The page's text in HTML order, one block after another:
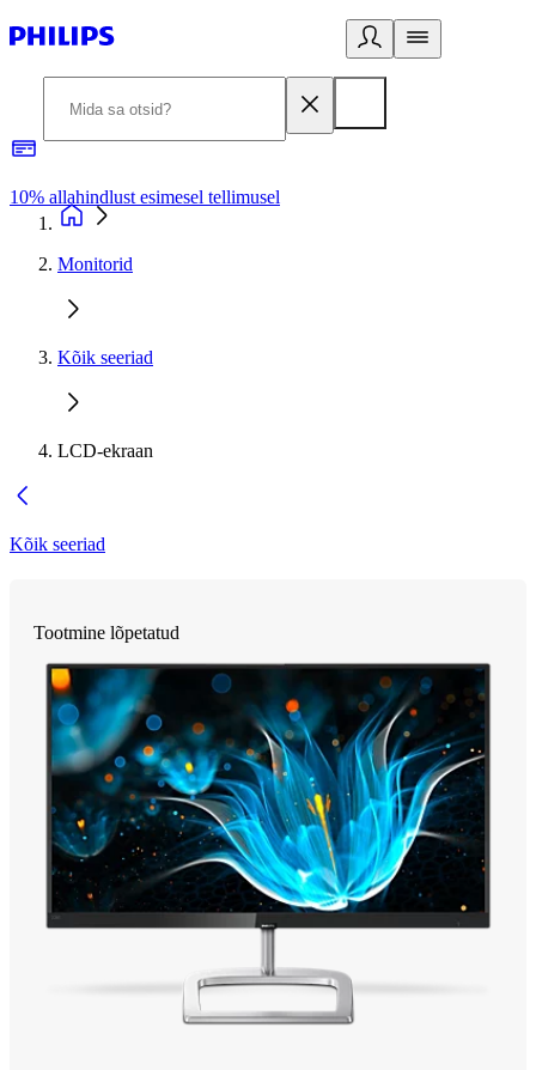
10% allahindlust esimesel tellimusel
Monitorid
Kõik seeriad
LCD-ekraan
Kõik seeriad
Tootmine lõpetatud